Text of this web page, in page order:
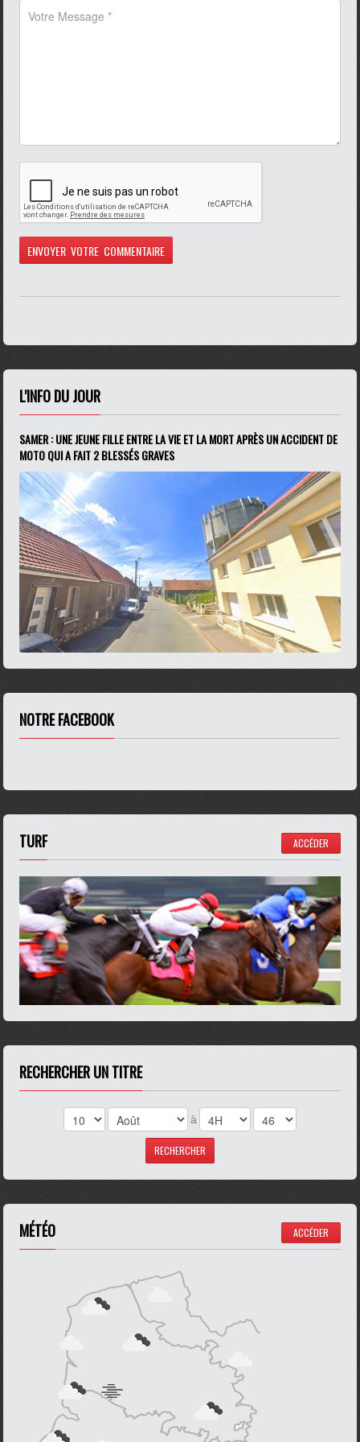
L'INFO DU JOUR
SAMER : UNE JEUNE FILLE ENTRE LA VIE ET LA MORT APRÈS UN ACCIDENT DE
MOTO QUI A FAIT 2 BLESSÉS GRAVES
NOTRE FACEBOOK
TURF ACCÉDER
RECHERCHER UN TITRE
à
MÉTÉO ACCÉDER